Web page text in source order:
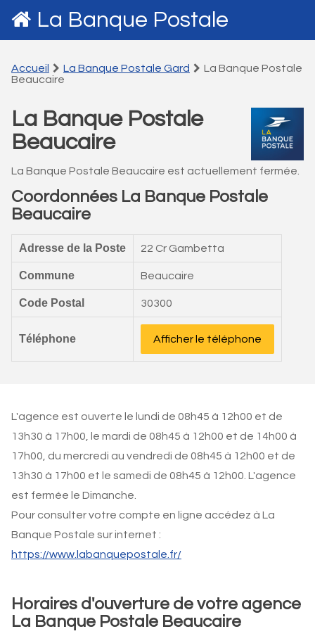
La Banque Postale
Accueil La Banque Postale Gard
La Banque Postale
Beaucaire
La Banque Postale
Beaucaire
La Banque Postale Beaucaire est actuellement fermée.
Coordonnées La Banque Postale
Beaucaire
Adresse de la Poste 22 Cr Gambetta
Commune Beaucaire
Code Postal 30300
Téléphone Afficher le téléphone
L'agence est ouverte le lundi de 08h45 à 12h00 et de
13h30 à 17h00, le mardi de 08h45 à 12h00 et de 14h00 à
17h00, du mercredi au vendredi de 08h45 à 12h00 et de
13h30 à 17h00 et le samedi de 08h45 à 12h00. L'agence
est fermée le Dimanche.
Pour consulter votre compte en ligne accédez à La
Banque Postale sur internet :
https://www.labanquepostale.fr/
Horaires d'ouverture de votre agence
La Banque Postale Beaucaire